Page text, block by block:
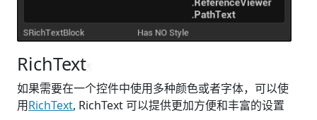
RichText
如果需要在一个控件中使用多种颜色或者字体，可以使
用RichText, RichText 可以提供更加方便和丰富的设置